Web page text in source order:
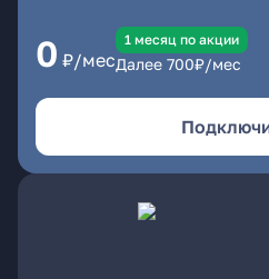
0 ₽/мес
1 месяц по акции
Далее 700₽/мес